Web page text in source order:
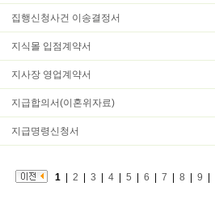
집행신청사건 이송결정서
지식몰 입점계약서
지사장 영업계약서
지급합의서(이혼위자료)
지급명령신청서
1 2 3 4 5 6 7 8 9